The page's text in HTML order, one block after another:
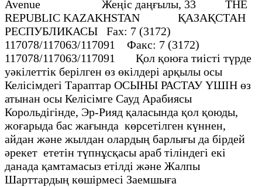
Avenue Жеңіс даңғылы, 33 THE
REPUBLIC KAZAKHSTAN ҚАЗАҚСТАН
РЕСПУБЛИКАСЫ Fах: 7 (3172)
117078/117063/117091 Факс: 7 (3172)
117078/117063/117091 Қол қоюға тиісті түрде
уәкілеттік берілген өз өкілдері арқылы осы
Келісімдегі Тараптар ОСЫНЫ РАСТАУ ҮШІН өз
атынан осы Келісімге Сауд Арабиясы
Корольдігінде, Эр-Рияд қаласында қол қоюды,
жоғарыда бас жағында көрсетілген күннен,
айдан және жылдан олардың барлығы да бірдей
әрекет ететін түпнұсқасы араб тіліндегі екі
данада қамтамасыз етілді және Жалпы
Шарттардың көшірмесі Заемшыға